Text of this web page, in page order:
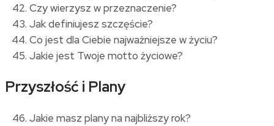
Czy wierzysz w przeznaczenie?
Jak definiujesz szczęście?
Co jest dla Ciebie najważniejsze w życiu?
Jakie jest Twoje motto życiowe?
Przyszłość i Plany
Jakie masz plany na najbliższy rok?